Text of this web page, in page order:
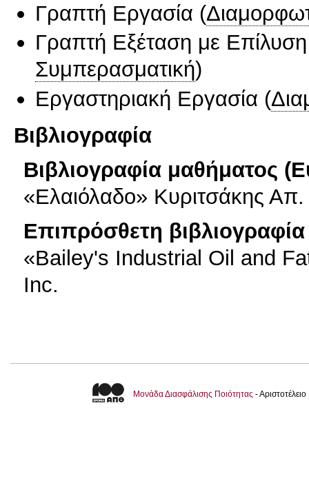
Γραπτή Εργασία (
Γραπτή Εξέταση με
Συμπερασματική)
Εργαστηριακή Εργασία (
Βιβλιογραφία
Βιβλιογραφία μαθήματος
«Ελαιόλαδο» Κυριτσάκης
Επιπρόσθετη βιβλιογραφία
«Bailey's Industrial Oil and
Inc.
Μονάδα Διασφάλισης Ποιότητας -